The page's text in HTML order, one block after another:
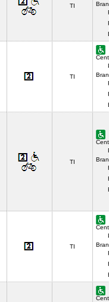
TI
TI
TI
TI